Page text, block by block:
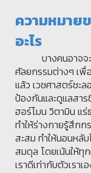
ความหมาย
อะไร
บางคนอาจจะคิ
ศัลยกรรมต่างๆ เพื่
แล้ว เวชศาสตร์ชะ
ป้องกันและดูแลสาร
ฮอร์โมน วิตามิน แร่
ทำให้ร่างกายรู้สึก
สะสม ทำให้นอนหลั
สมดุล โดยเน้นให้ทุ
เราดีเท่ากับตัวเราเ